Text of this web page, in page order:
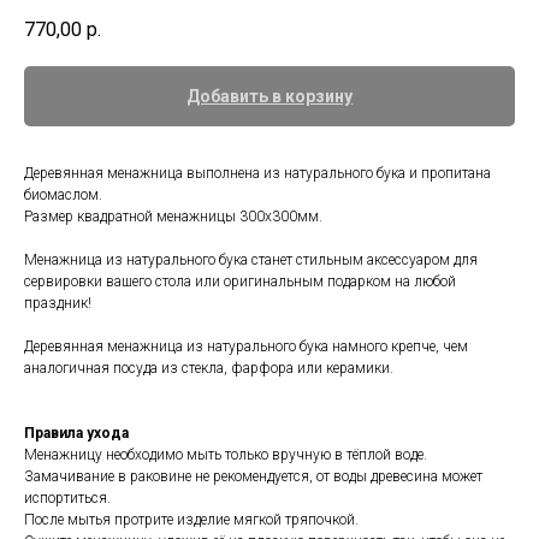
770,00 р.
Добавить в корзину
Деревянная менажница выполнена из натурального бука и пропитана
биомаслом.
Размер квадратной менажницы 300х300мм.
Менажница из натурального бука станет стильным аксессуаром для
сервировки вашего стола или оригинальным подарком на любой
праздник!
Деревянная менажница из натурального бука намного крепче, чем
аналогичная посуда из стекла, фарфора или керамики.
Правила ухода
Менажницу необходимо мыть только вручную в тёплой воде.
Замачивание в раковине не рекомендуется, от воды древесина может
испортиться.
После мытья протрите изделие мягкой тряпочкой.